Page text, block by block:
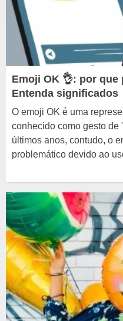
Emoji OK 👌: por
Entenda significados
O emoji OK é uma
conhecido como gesto de
últimos anos, contudo, o
problemático devido ao